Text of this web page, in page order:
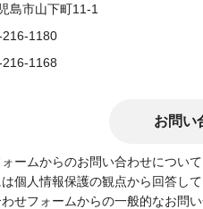
島市山下町11-1
216-1180
1168
ームからのお問い合わせについ
個人情報保護の観点から回答して
せフォームからの一般的なお問